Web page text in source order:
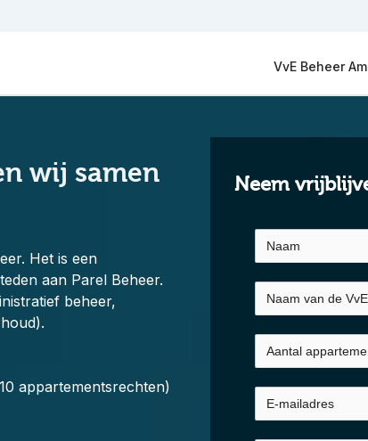
VvE Beheer
wij samen
Het is een
aan Parel Beheer.
beheer,
appartementsrechten)
Neem